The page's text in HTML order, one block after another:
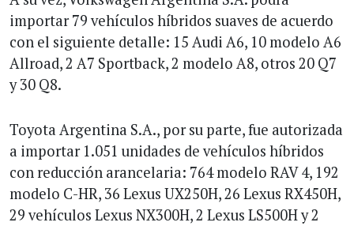
importar 79 vehículos híbridos suaves de acuerdo
con el siguiente detalle: 15 Audi A6, 10 modelo A6
Allroad, 2 A7 Sportback, 2 modelo A8, otros 20 Q7
y 30 Q8.
Toyota Argentina S.A., por su parte, fue autorizada
a importar 1.051 unidades de vehículos híbridos
con reducción arancelaria: 764 modelo RAV 4, 192
modelo C-HR, 36 Lexus UX250H, 26 Lexus RX450H,
29 vehículos Lexus NX300H, 2 Lexus LS500H y 2